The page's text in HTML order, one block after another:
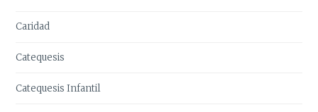
Caridad
Catequesis
Catequesis Infantil